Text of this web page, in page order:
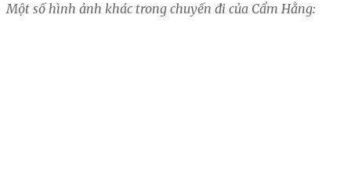
Một số hình ảnh khác trong chuyến đi của Cẩm Hằng: